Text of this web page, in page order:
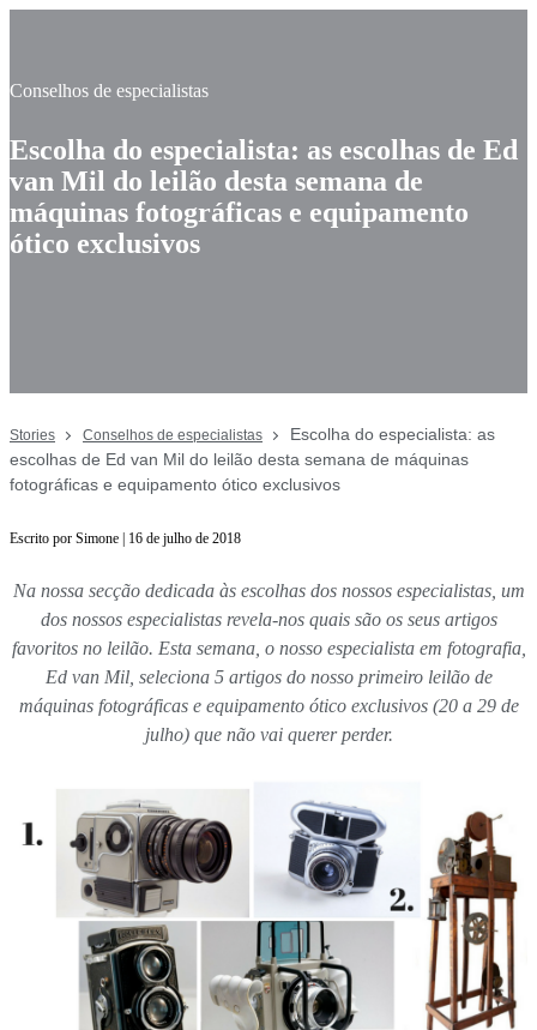
Conselhos de especialistas
Escolha do especialista: as escolhas de Ed
van Mil do leilão desta semana de
máquinas fotográficas e equipamento
ótico exclusivos
Stories Conselhos de especialistas
Escolha do especialista: as
escolhas de Ed van Mil do leilão desta semana de máquinas
fotográficas e equipamento ótico exclusivos
Escrito por Simone | 16 de julho de 2018
Na nossa secção dedicada às escolhas dos nossos especialistas, um
dos nossos especialistas revela-nos quais são os seus artigos
favoritos no leilão. Esta semana, o nosso especialista em fotografia,
Ed van Mil, seleciona 5 artigos do nosso primeiro leilão de
máquinas fotográficas e equipamento ótico exclusivos (20 a 29 de
julho) que não vai querer perder.